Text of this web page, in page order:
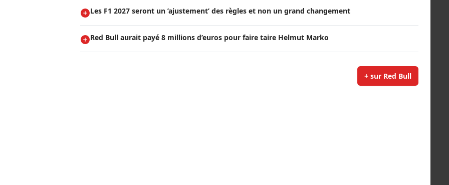
Les F1 2027 seront un ’ajustement’ des règles et non un grand changement
Red Bull aurait payé 8 millions d’euros pour faire taire Helmut Marko
+ sur Red Bull